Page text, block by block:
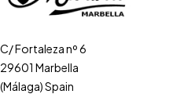
C/ Fortaleza nº 6
29601 Marbella
(Málaga) Spain